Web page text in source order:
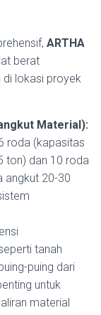
ARTHA
berat
di lokasi proyek
Material):
roda (kapasitas
ton) dan 10 roda
angkut 20-30
tanah
puing dari
untuk
material